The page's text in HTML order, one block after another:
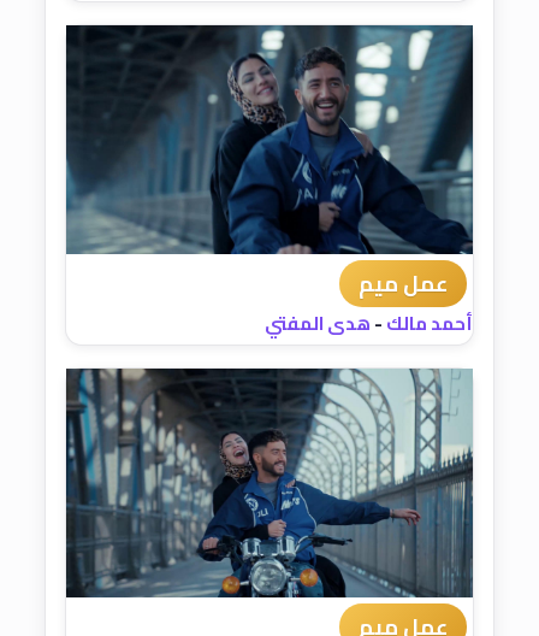
عمل ميم
أحمد مالك-هدى المفتي
عمل ميم